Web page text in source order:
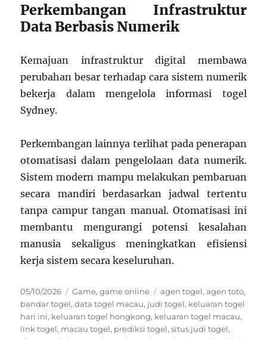
Perkembangan Infrastruktur
Data Berbasis Numerik
Kemajuan infrastruktur digital membawa
perubahan besar terhadap cara sistem numerik
bekerja dalam mengelola informasi togel
Sydney.
Perkembangan lainnya terlihat pada penerapan
otomatisasi dalam pengelolaan data numerik.
Sistem modern mampu melakukan pembaruan
secara mandiri berdasarkan jadwal tertentu
tanpa campur tangan manual. Otomatisasi ini
membantu mengurangi potensi kesalahan
manusia sekaligus meningkatkan efisiensi
kerja sistem secara keseluruhan.
Posted
on
05/10/2026 Categories
Game,game online Tags
agen togel,agen toto,
bandar togel,data togel macau, judi togel, keluaran togel
hari ini, keluaran togel hongkong, keluaran togel macau,
link togel, macau togel, prediksi togel,situs judi togel,